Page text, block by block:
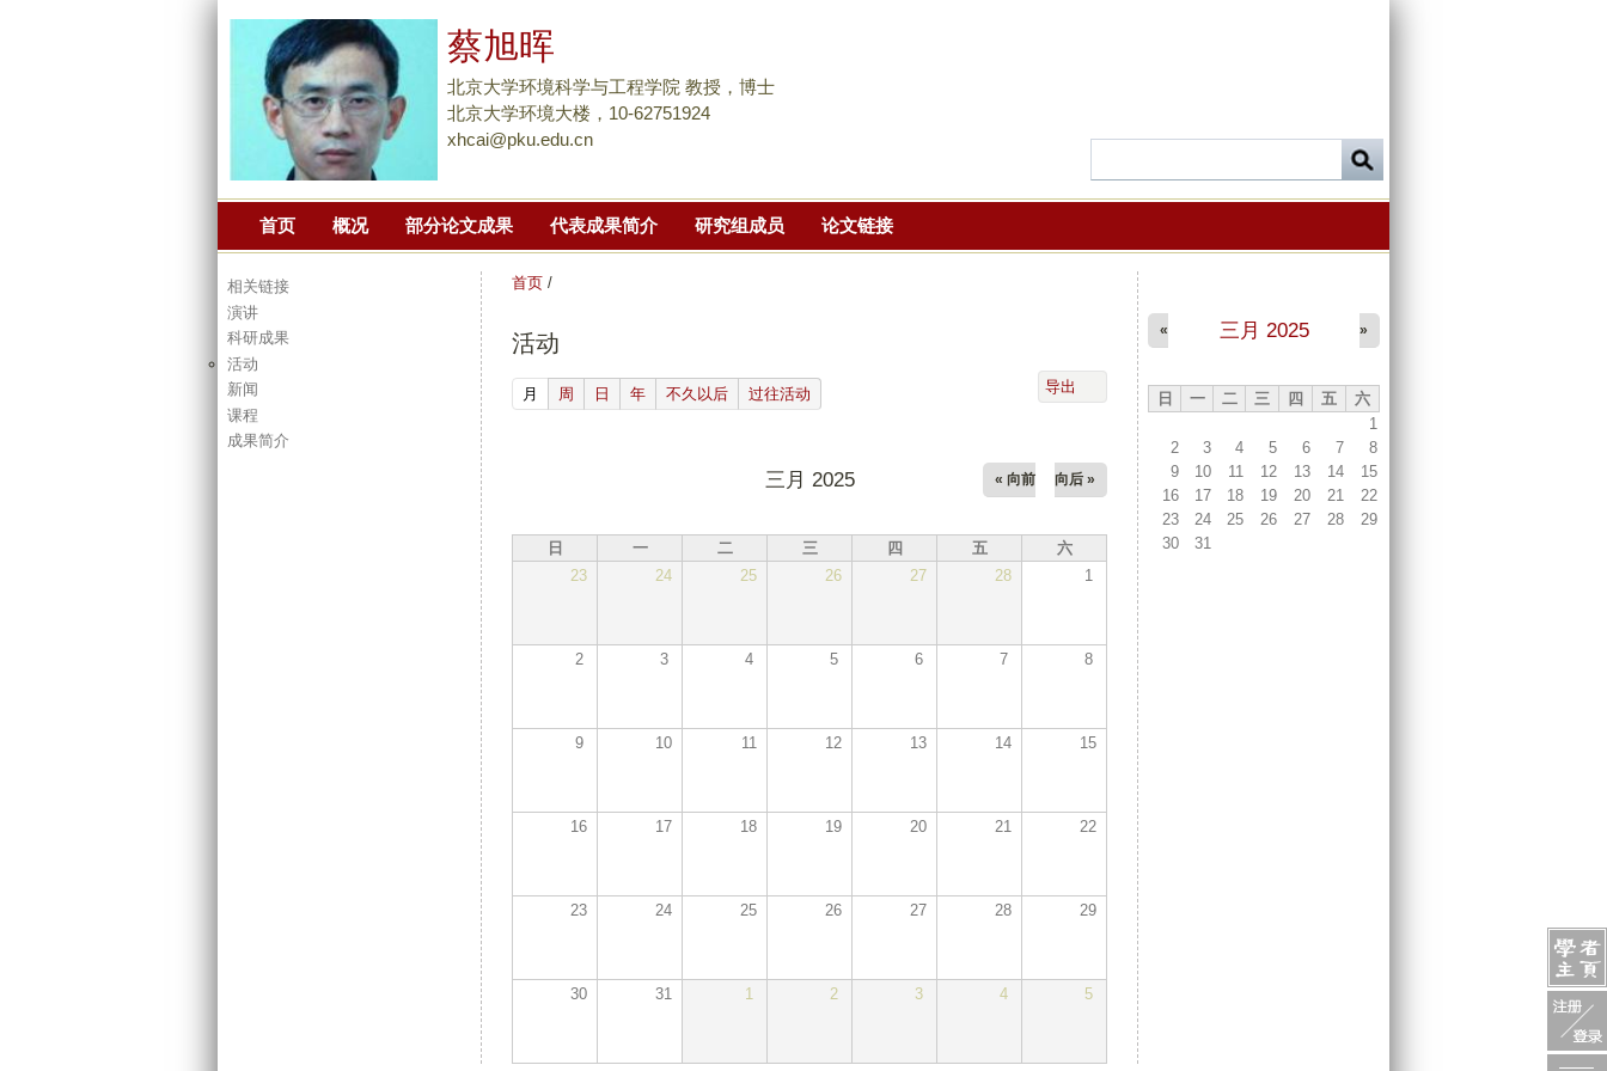
到
主
要
蔡旭晖
北京大学环境科学与工程学院 教授，博士
北京大学环境大楼，10-62751924
xhcai@pku.edu.cn
首页 概况 部分论文成果 代表成果简介 研究组成员 论文链接
首页 /
活动
月 (active tab)
周 日 年 不久以后 过往活动
三月 2025 « 向前 向后 »
导出
日 一 二 三 四 五
六
23
24 25 26 27 28 1
2 3 4 5 6 7 8
9 10 11 12 13 14 15
16 17 18 19 20 21 22
23 24 25 26 27 28 29
30 31 1 2 3 4 5
相关链接
演讲
科研成果
活动
新闻
课程
成果简介
三月 2025
« »
日 一 二 三 四 五
六
1
2
3 4 5 6 7
8
9
10 11 12 13 14
15
16
17 18 19 20 21
22
23
24 25 26 27 28
29
30
31